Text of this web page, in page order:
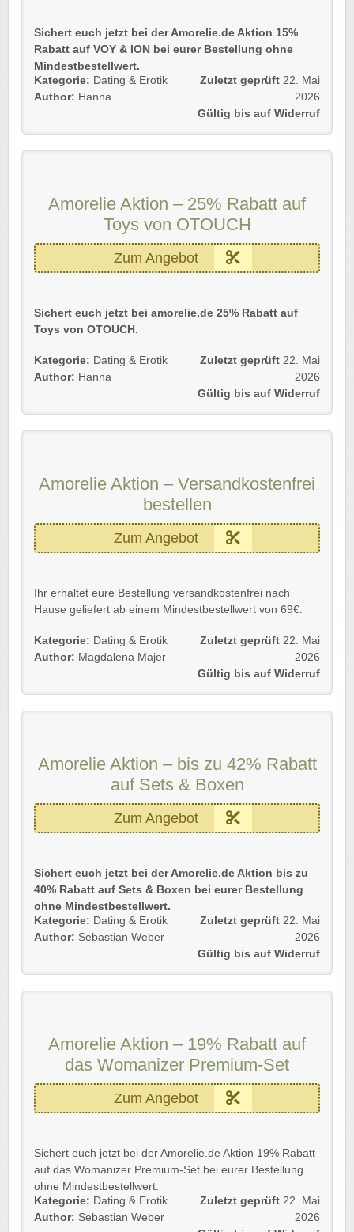
Amorelie entdecken!
Sichert euch jetzt bei der Amorelie.de Aktion 15%
Rabatt auf VOY & ION bei eurer Bestellung ohne
Mindestbestellwert.
Gültig für Neu- und Bestandskunden nur für kurze Zeit!
Viel Spaß beim Sparen!
Kategorie: Dating & Erotik
Author: Hanna
Zuletzt geprüft 22. Mai
2026
Gültig bis auf Widerruf
Amorelie Aktion – 25% Rabatt auf
Toys von OTOUCH
Zum Angebot
Sichert euch jetzt bei amorelie.de 25% Rabatt auf
Toys von OTOUCH.
Gültig für Neu- und Bestandskunden bis auf Widerruf!
Einfach dem Link folgen und Vorteile sichern.
Viel Spaß beim Sparen!
Kategorie: Dating & Erotik
Author: Hanna
Zuletzt geprüft 22. Mai
2026
Gültig bis auf Widerruf
Amorelie Aktion – Versandkostenfrei
bestellen
Zum Angebot
Ihr erhaltet eure Bestellung versandkostenfrei nach
Hause geliefert ab einem Mindestbestellwert von 69€.
Gültig für Neu- und Bestandskunden bis auf Widerruf.
Einfach dem Link folgen und sparen.
Viel Spaß beim Sparen!
Kategorie: Dating & Erotik
Author: Magdalena Majer
Zuletzt geprüft 22. Mai
2026
Gültig bis auf Widerruf
Amorelie Aktion – bis zu 42% Rabatt
auf Sets & Boxen
Zum Angebot
Sichert euch jetzt bei der Amorelie.de Aktion bis zu
40% Rabatt auf Sets & Boxen bei eurer Bestellung
ohne Mindestbestellwert.
Gültig für Neu- und Bestandskunden bis auf Widerruf!
Viel Spaß beim Sparen!
Kategorie: Dating & Erotik
Author: Sebastian Weber
Zuletzt geprüft 22. Mai
2026
Gültig bis auf Widerruf
Amorelie Aktion – 19% Rabatt auf
das Womanizer Premium-Set
Zum Angebot
Sichert euch jetzt bei der Amorelie.de Aktion 19% Rabatt
auf das Womanizer Premium-Set bei eurer Bestellung
ohne Mindestbestellwert.
Gültig für Neu- und Bestandskunden bis auf Widerruf!
Kategorie: Dating & Erotik
Author: Sebastian Weber
Zuletzt geprüft 22. Mai
2026